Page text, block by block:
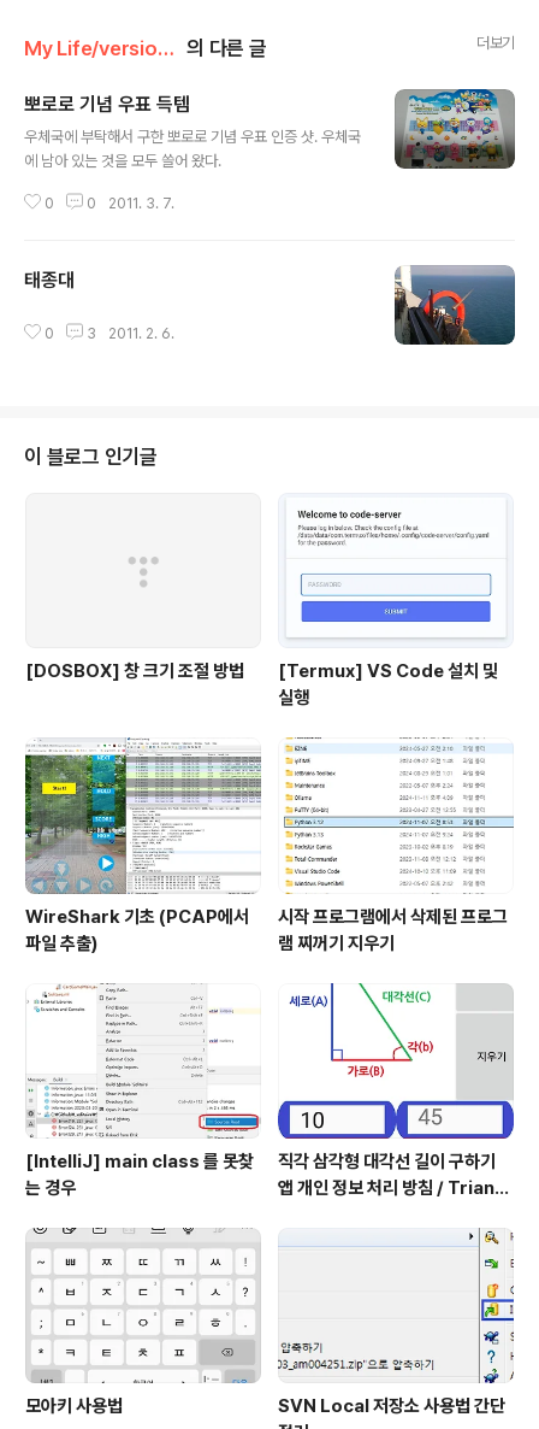
My Life/version 2011 의 다른 글 더보기
뽀로로 기념 우표 득템
우체국에 부탁해서 구한 뽀로로 기념 우표 인증 샷. 우체국
에 남아 있는 것을 모두 쓸어 왔다.
0 0 2011. 3. 7.
태종대
0 3 2011. 2. 6.
이 블로그 인기글
[DOSBOX] 창 크기 조절 방법
[Termux] VS Code 설치 및
실행
WireShark 기초 (PCAP에서
파일 추출)
시작 프로그램에서 삭제된 프로그
램 찌꺼기 지우기
[IntelliJ] main class 를 못찾
는 경우
직각 삼각형 대각선 길이 구하기
앱 개인 정보 처리 방침 / Triangl
cy
모아키 사용법
SVN Local 저장소 사용법 간단